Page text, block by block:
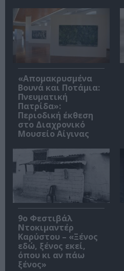
«Απομακρυσμένα
Βουνά και Ποτάμια:
Πνευματική
Πατρίδα»:
Περιοδική έκθεση
στο Διαχρονικό
Μουσείο Αίγινας
9ο Φεστιβάλ
Ντοκιμαντέρ
Καρύστου – «Ξένος
εδώ, ξένος εκεί,
όπου κι αν πάω
ξένος»